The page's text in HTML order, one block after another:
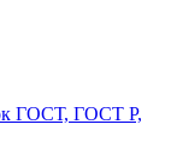
ГОСТ, ГОСТ Р,